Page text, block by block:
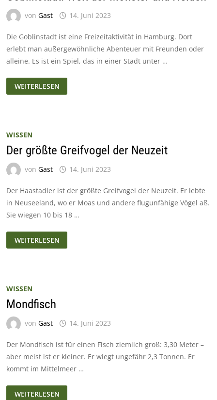
von Gast 14. Juni 2023
Die Goblinstadt ist eine Freizeitaktivität in Hamburg. Dort
erlebt man außergewöhnliche Abenteuer mit Freunden oder
alleine. Es ist ein Spiel, das in einer Stadt unter …
GOBLINSTADT:
WELT
DER
WEITERLESEN
WISSEN
Der größte Greifvogel der Neuzeit
von Gast 14. Juni 2023
Der Haastadler ist der größte Greifvogel der Neuzeit. Er lebte
in Neuseeland, wo er Moas und andere flugunfähige Vögel aß.
Sie wiegen 10 bis 18 …
DER
GRÖSSTE G
REIFVOGEL D
WEITERLESEN
WISSEN
Mondfisch
von Gast 14. Juni 2023
Der Mondfisch ist für einen Fisch ziemlich groß: 3,30 Meter –
aber meist ist er kleiner. Er wiegt ungefähr 2,3 Tonnen. Er
kommt im Mittelmeer …
MONDFISCH
WEITERLESEN